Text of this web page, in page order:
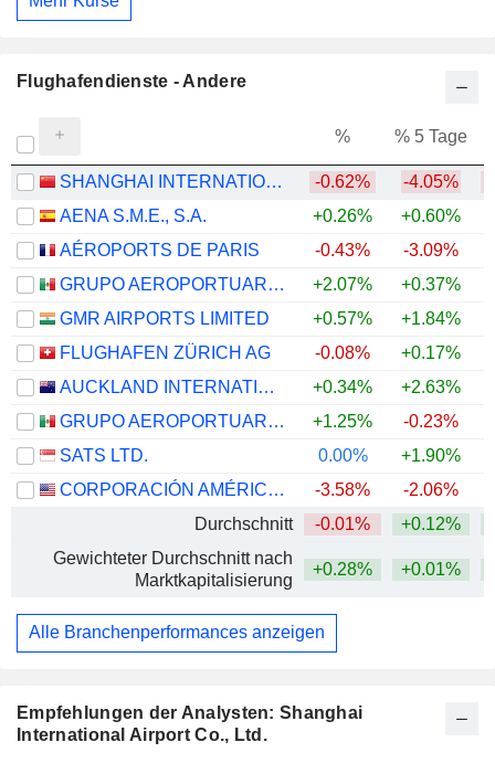
Empfehlungen der Analysten: Shanghai
International Airport Co., Ltd.
Flughafendienste - Andere
% % 5 Tage
SHANGHAI INTERNATIONAL AIRPORT CO., LTD. -0.62% -4.05%
AENA S.M.E., S.A.
+0.26% +0.60%
AÉROPORTS DE PARIS
-0.43% -3.09%
GRUPO AEROPORTUARIO DEL PACÍFICO, S.A.B. DE C.V.
+2.07% +0.37%
GMR AIRPORTS LIMITED
+0.57% +1.84%
FLUGHAFEN ZÜRICH AG
-0.08% +0.17%
AUCKLAND INTERNATIONAL AIRPORT LIMITED
+0.34% +2.63%
GRUPO AEROPORTUARIO DEL SURESTE, S. A. B. DE C. V.
+1.25% -0.23%
SATS LTD.
0.00% +1.90%
CORPORACIÓN AMÉRICA AIRPORTS S.A.
-3.58% -2.06%
Durchschnitt
-0.01% +0.12%
Gewichteter Durchschnitt nach
Marktkapitalisierung
+0.28% +0.01%
Alle Branchenperformances anzeigen